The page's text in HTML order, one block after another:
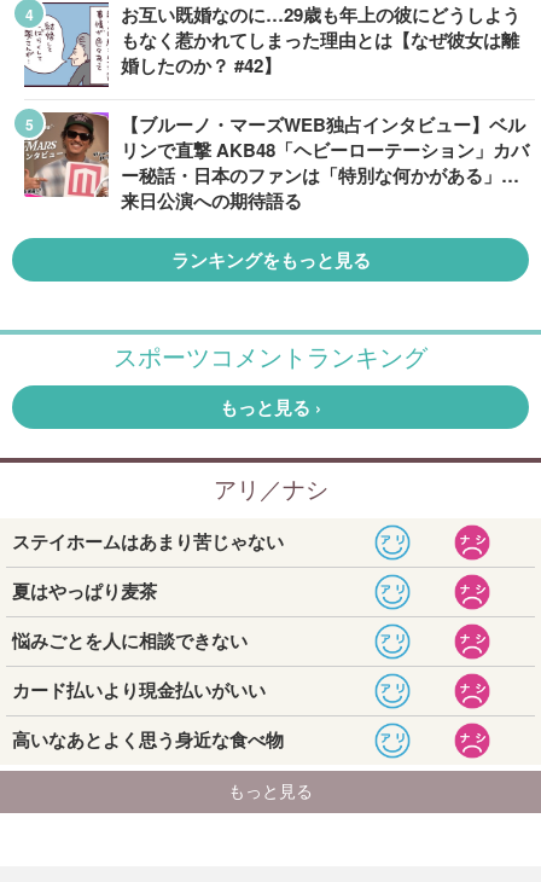
お互い既婚なのに…29歳も年上の彼にどうしよう
もなく惹かれてしまった理由とは【なぜ彼女は離
婚したのか？ #42】
【ブルーノ・マーズWEB独占インタビュー】ベル
リンで直撃 AKB48「ヘビーローテーション」カバ
ー秘話・日本のファンは「特別な何かがある」…
来日公演への期待語る
ランキングをもっと見る